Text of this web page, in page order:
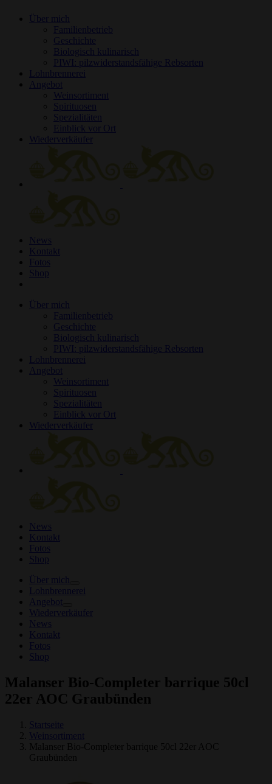
Über mich
Familienbetrieb
Geschichte
Biologisch kulinarisch
PIWI: pilzwiderstandsfähige Rebsorten
Lohnbrennerei
Angebot
Weinsortiment
Spirituosen
Spezialitäten
Einblick vor Ort
Wiederverkäufer
News
Kontakt
Fotos
Shop
Über mich
Familienbetrieb
Geschichte
Biologisch kulinarisch
PIWI: pilzwiderstandsfähige Rebsorten
Lohnbrennerei
Angebot
Weinsortiment
Spirituosen
Spezialitäten
Einblick vor Ort
Wiederverkäufer
News
Kontakt
Fotos
Shop
Über mich
Lohnbrennerei
Angebot
Wiederverkäufer
News
Kontakt
Fotos
Shop
Malanser Bio-Completer barrique 50cl
22er AOC Graubünden
Startseite
Weinsortiment
Malanser Bio-Completer barrique 50cl 22er AOC
Graubünden